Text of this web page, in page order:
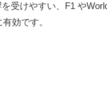
受けやすい、F1 や
効です。